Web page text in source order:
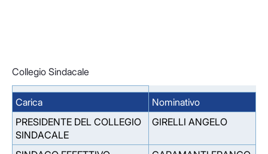
Collegio Sindacale
Carica
Nominativo
PRESIDENTE DEL COLLEGIO
SINDACALE
GIRELLI ANGELO